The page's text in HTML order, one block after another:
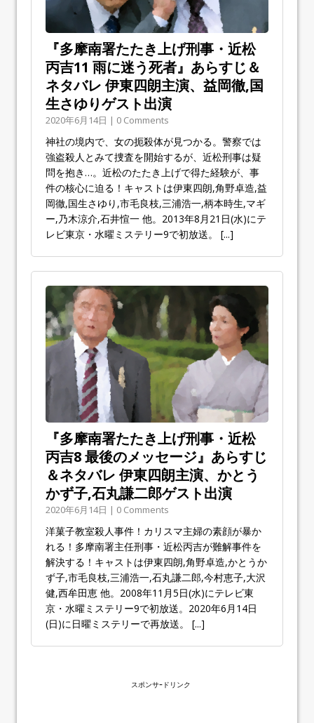
『多摩南署たたき上げ刑事・近松
丙吉11 雨に迷う死者』あらすじ＆
ネタバレ 伊東四朗主演、益岡徹,国
生さゆりゲスト出演
2020年6月14日 | 0 Comments
神社の境内で、女の扼殺体が見つかる。警察では
強盗殺人とみて捜査を開始するが、近松刑事は疑
問を抱き…。近松のたたき上げで得た経験が、事
件の核心に迫る！キャストは伊東四朗,角野卓造,益
岡徹,国生さゆり,市毛良枝,三浦浩一,柄本時生,マギ
ー,乃木涼介,石井愃一 他。2013年8月21日(水)にテ
レビ東京・水曜ミステリー9で初放送。 [...]
『多摩南署たたき上げ刑事・近松
丙吉8 最後のメッセージ』あらすじ
＆ネタバレ 伊東四朗主演、かとう
かず子,石丸謙二郎ゲスト出演
2020年6月14日 | 0 Comments
洋菓子教室殺人事件！カリスマ主婦の素顔が暴か
れる！多摩南署主任刑事・近松丙吉が難解事件を
解決する！キャストは伊東四朗,角野卓造,かとうか
ず子,市毛良枝,三浦浩一,石丸謙二郎,今村恵子,大沢
健,西牟田恵 他。2008年11月5日(水)にテレビ東
京・水曜ミステリー9で初放送。2020年6月14日
(日)に日曜ミステリーで再放送。 [...]
スポンサｰドリンク